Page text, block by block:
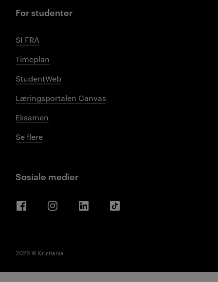
For studenter
SI FRA
Timeplan
StudentWeb
Læringsportalen Canvas
Eksamen
Se flere
Sosiale medier
2026 © Kristiania